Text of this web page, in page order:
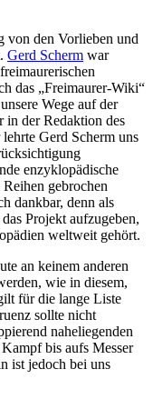
von den Vorlieben und
Gerd Scherm war
das „Freimaurer-Wiki“
Wege auf der
in der Redaktion des
Gerd Scherm uns
enzyklopädische
gebrochen
dankbar, denn als
Projekt aufzugeben,
weltweit gehört.
an keinem anderen
wie in diesem,
für die lange Liste
sollte nicht
naheliegenden
bis aufs Messer
ist jedoch bei uns